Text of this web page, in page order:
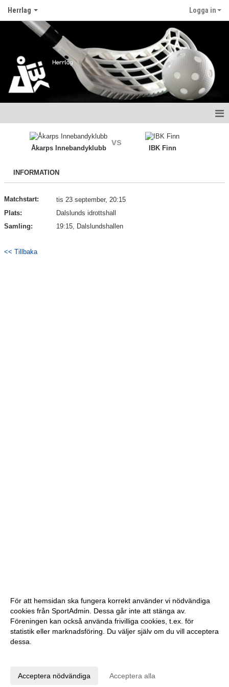
Herrlag Logga in
Kalender
Matcher
Åkarps Innebandyklubb
vs
IBK Finn
INFORMATION
Matchstart:
tis 23 september, 20:15
Plats:
Dalslunds idrottshall
Samling:
19:15, Dalslundshallen
<< Tillbaka
För att hemsidan ska fungera korrekt använder vi nödvändiga
cookies från SportAdmin. Dessa går inte att stänga av.
Föreningen kan också använda frivilliga cookies, t.ex. för
statistik eller marknadsföring. Du väljer själv om du vill acceptera
dessa.
Acceptera nödvändiga Acceptera alla